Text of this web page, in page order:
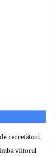
cercetători
viitorul